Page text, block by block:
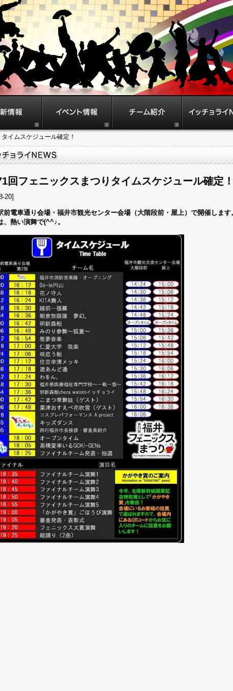
イムスケジュール確定！
回フェニックスまつりタイムスケジュール確定！
20]
前電車通り会場・福井市観光センター会場（大階段前・屋上）で開催します
、熱い演舞で(^^♪。